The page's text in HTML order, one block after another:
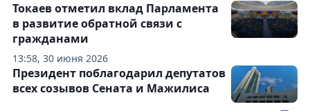
13:58, 30 июня 2026
Токаев отметил вклад Парламента
в развитие обратной связи с
гражданами
Президент поблагодарил депутатов
всех созывов Сената и Мажилиса